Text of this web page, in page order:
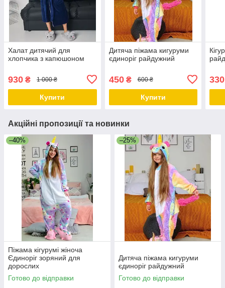
Халат дитячий для
хлопчика з капюшоном
930 ₴ 1 000 ₴
Купити
Дитяча піжама кигуруми
єдиноріг райдужний
450₴ 600 ₴
Купити
330
Акційні пропозиції та новинки
–40%
Піжама кігурумі жіноча
Єдиноріг зоряний для
дорослих
Готово до відправки
–25%
Дитяча піжама кигуруми
єдиноріг райдужний
Готово до відправки